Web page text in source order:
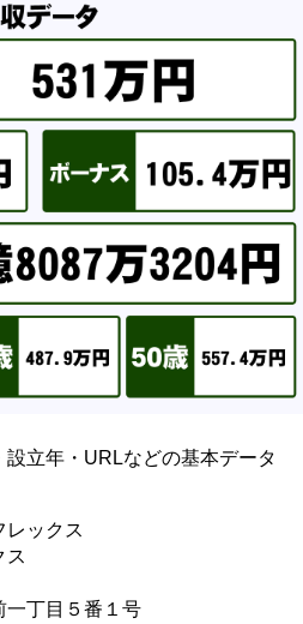
立年・URLなどの基本データ
レックス
ス
一丁目５番１号